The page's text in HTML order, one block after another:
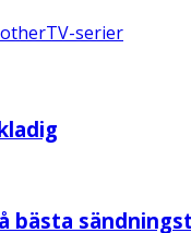
TV-serier
bästa